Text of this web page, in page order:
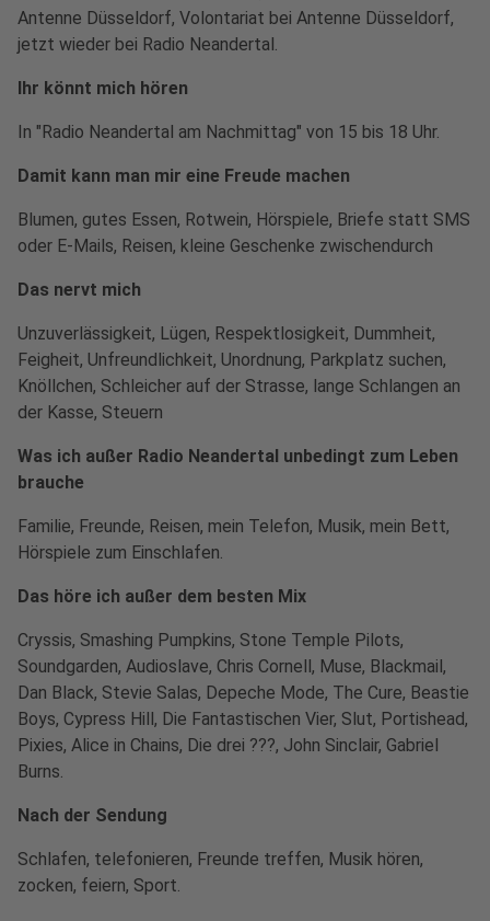
Antenne Düsseldorf, Volontariat bei Antenne Düsseldorf,
jetzt wieder bei Radio Neandertal.
Ihr könnt mich hören
In "Radio Neandertal am Nachmittag" von 15 bis 18 Uhr.
Damit kann man mir eine Freude machen
Blumen, gutes Essen, Rotwein, Hörspiele, Briefe statt SMS
oder E-Mails, Reisen, kleine Geschenke zwischendurch
Das nervt mich
Unzuverlässigkeit, Lügen, Respektlosigkeit, Dummheit,
Feigheit, Unfreundlichkeit, Unordnung, Parkplatz suchen,
Knöllchen, Schleicher auf der Strasse, lange Schlangen an
der Kasse, Steuern
Was ich außer Radio Neandertal unbedingt zum Leben
brauche
Familie, Freunde, Reisen, mein Telefon, Musik, mein Bett,
Hörspiele zum Einschlafen.
Das höre ich außer dem besten Mix
Cryssis, Smashing Pumpkins, Stone Temple Pilots,
Soundgarden, Audioslave, Chris Cornell, Muse, Blackmail,
Dan Black, Stevie Salas, Depeche Mode, The Cure, Beastie
Boys, Cypress Hill, Die Fantastischen Vier, Slut, Portishead,
Pixies, Alice in Chains, Die drei ???, John Sinclair, Gabriel
Burns.
Nach der Sendung
Schlafen, telefonieren, Freunde treffen, Musik hören,
zocken, feiern, Sport.